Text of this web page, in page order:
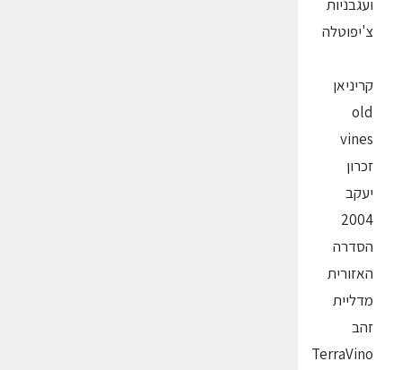
ועגבניות
צ'יפוטלה
קריניאן
old
vines
זכרון
יעקב
2004
הסדרה
האזורית
מדליית
זהב
TerraVino